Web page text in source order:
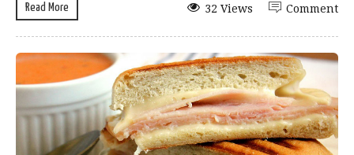
Read More Comment
32 Views